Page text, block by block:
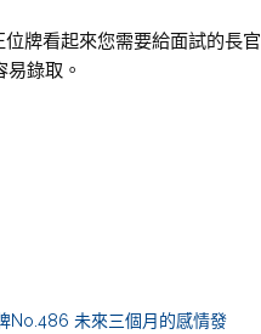
牌看起來您需要給面試的長官
錄取。
No.486 未來三個月的感情發